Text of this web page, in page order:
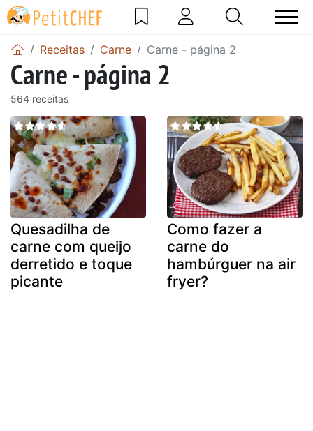
Receitas Carne Carne - página 2
Carne - página 2
564 receitas
Quesadilha de
carne com queijo
derretido e toque
picante
Como fazer a
carne do
hambúrguer na air
fryer?